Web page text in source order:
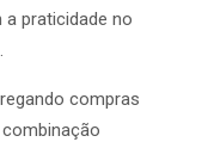
praticidade no
compras